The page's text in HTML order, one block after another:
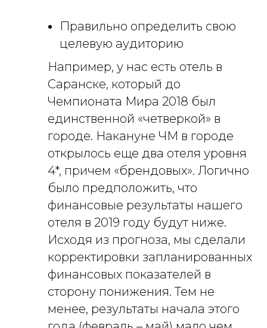
Правильно определить свою
целевую аудиторию
Например, у нас есть отель в
Саранске, который до
Чемпионата Мира 2018 был
единственной «четверкой» в
городе. Накануне ЧМ в городе
открылось еще два отеля уровня
4*, причем «брендовых». Логично
было предположить, что
финансовые результаты нашего
отеля в 2019 году будут ниже.
Исходя из прогноза, мы сделали
корректировки запланированных
финансовых показателей в
сторону понижения. Тем не
менее, результаты начала этого